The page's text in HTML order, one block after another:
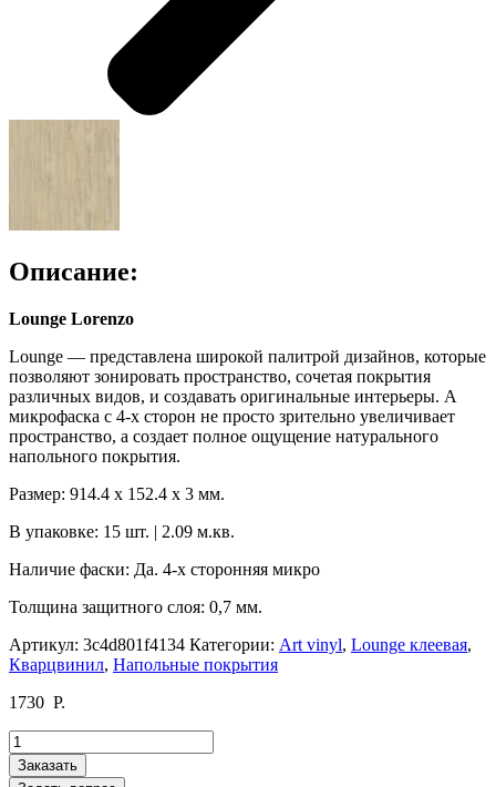
Описание:
Lounge Lorenzo
Lounge — представлена широкой палитрой дизайнов, которые
позволяют зонировать пространство, сочетая покрытия
различных видов, и создавать оригинальные интерьеры. А
микрофаска с 4-х сторон не просто зрительно увеличивает
пространство, а создает полное ощущение натурального
напольного покрытия.
Размер: 914.4 х 152.4 х 3 мм.
В упаковке: 15 шт. | 2.09 м.кв.
Наличие фаски: Да. 4-х сторонняя микро
Толщина защитного слоя: 0,7 мм.
Артикул: 3c4d801f4134 Категории: Art vinyl, Lounge клеевая,
Кварцвинил, Напольные покрытия
1730 Р.
Количество
товара
Lounge
Заказать